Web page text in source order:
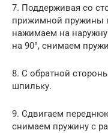
7. Поддерживая со
прижимной пружины
нажимаем на
на 90°, снимаем
8. С обратной
шпильку.
9. Сдвигаем
снимаем пружину с